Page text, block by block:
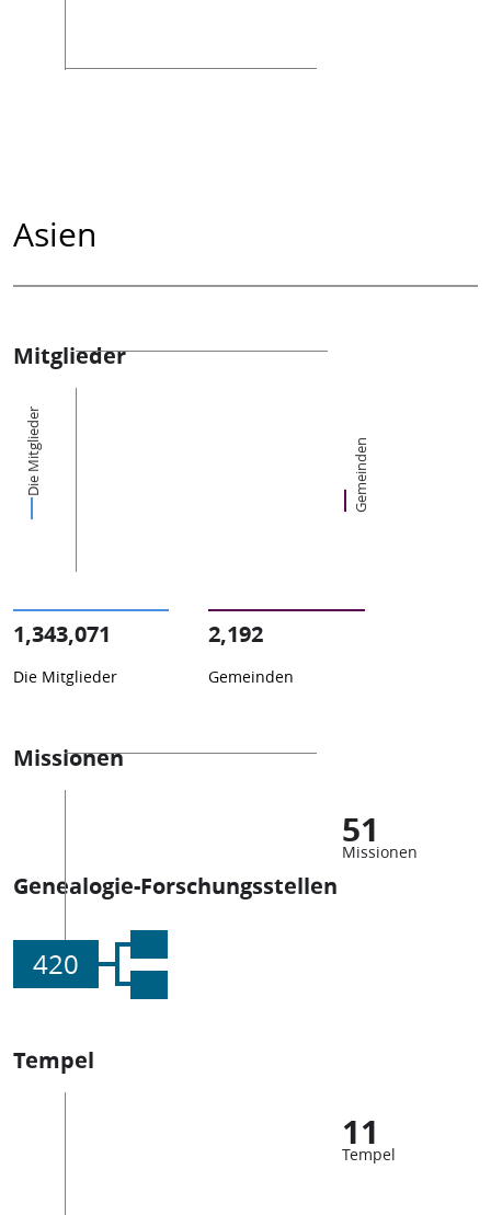
Asien
Mitglieder
Die Mitglieder Gemeinden
1,343,071
Die Mitglieder
2,192
Gemeinden
Missionen
51
Missionen
Genealogie-Forschungsstellen
420
Tempel
11
Tempel